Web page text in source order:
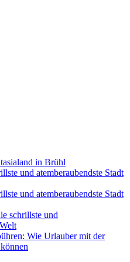
in Brühl
und atemberaubendste Stadt
und atemberaubendste Stadt
schrillste und
Wie Urlauber mit der